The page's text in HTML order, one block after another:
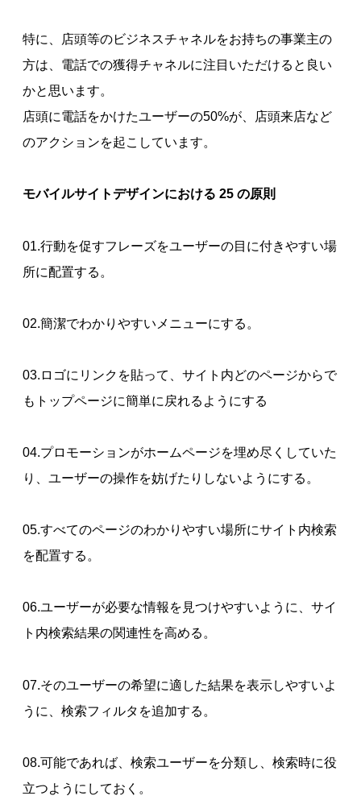
特に、店頭等のビジネスチャネルをお持ちの事業主の
方は、電話での獲得チャネルに注目いただけると良い
かと思います。
店頭に電話をかけたユーザーの50%が、店頭来店など
のアクションを起こしています。
モバイルサイトデザインにおける 25 の原則
01.行動を促すフレーズをユーザーの目に付きやすい場
所に配置する。
02.簡潔でわかりやすいメニューにする。
03.ロゴにリンクを貼って、サイト内どのページからで
もトップページに簡単に戻れるようにする
04.プロモーションがホームページを埋め尽くしていた
り、ユーザーの操作を妨げたりしないようにする。
05.すべてのページのわかりやすい場所にサイト内検索
を配置する。
06.ユーザーが必要な情報を見つけやすいように、サイ
ト内検索結果の関連性を高める。
07.そのユーザーの希望に適した結果を表示しやすいよ
うに、検索フィルタを追加する。
08.可能であれば、検索ユーザーを分類し、検索時に役
立つようにしておく。